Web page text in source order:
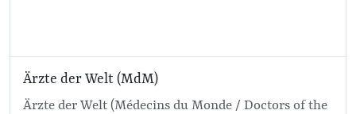
Ärzte der Welt (MdM)
Ärzte der Welt (Médecins du Monde / Doctors of the